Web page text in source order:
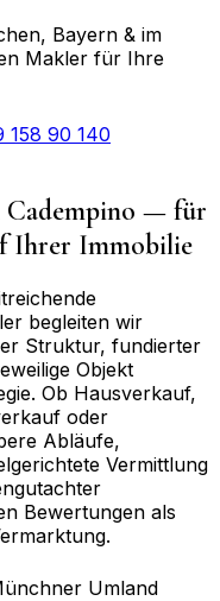
Bayern & im
Makler für Ihre
158 90 140
Cadempino — für
Ihrer Immobilie
begleiten wir
Struktur, fundierter
Objekt
Ob Hausverkauf,
oder
Abläufe,
Vermittlung
Bewertungen als
Umland